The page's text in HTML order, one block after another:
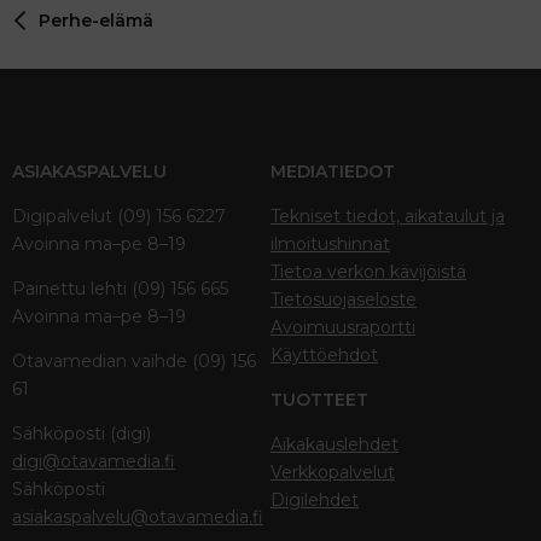
Perhe-elämä
ASIAKASPALVELU
Digipalvelut (09) 156 6227
Avoinna ma–pe 8–19
Painettu lehti (09) 156 665
Avoinna ma–pe 8–19
Otavamedian vaihde (09) 156
61
Sähköposti (digi)
digi@otavamedia.fi
Sähköposti
asiakaspalvelu@otavamedia.fi
MEDIATIEDOT
Tekniset tiedot, aikataulut ja
ilmoitushinnat
Tietoa verkon kävijöistä
Tietosuojaseloste
Avoimuusraportti
Käyttöehdot
TUOTTEET
Aikakauslehdet
Verkkopalvelut
Digilehdet